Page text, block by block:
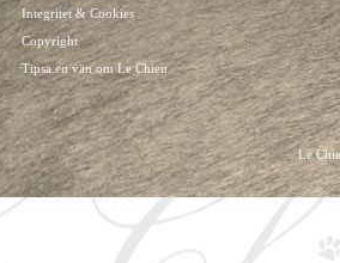
Integritet & Cookies
Copyright
Tipsa en vän om Le Chien
Le
HUNDACCESSOARER, HUND KLÄDER,